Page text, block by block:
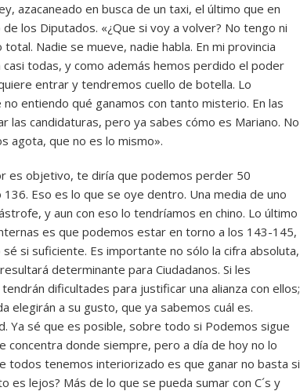
azacaneado en busca de un taxi, el último que en
los Diputados. «¿Que si voy a volver? No tengo ni
Nadie se mueve, nadie habla. En mi provincia
todas, y como además hemos perdido el poder
entrar y tendremos cuello de botella. Lo
entiendo qué ganamos con tanto misterio. En las
las candidaturas, pero ya sabes cómo es Mariano. No
agota, que no es lo mismo».
es objetivo, te diría que podemos perder 50
Eso es lo que se oye dentro. Una media de uno
y aun con eso lo tendríamos en chino. Lo último
es que podemos estar en torno a los 143-145,
si suficiente. Es importante no sólo la cifra absoluta,
determinante para Ciudadanos. Si les
dificultades para justificar una alianza con ellos;
elegirán a su gusto, que ya sabemos cuál es.
Ya sé que es posible, sobre todo si Podemos sigue
concentra donde siempre, pero a día de hoy no lo
todos tenemos interiorizado es que ganar no basta si
es lejos? Más de lo que se pueda sumar con C´s y